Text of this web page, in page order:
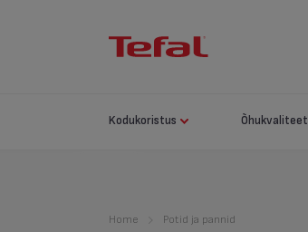
Kodukoristus Õhukvaliteet
Home Potid ja pannid